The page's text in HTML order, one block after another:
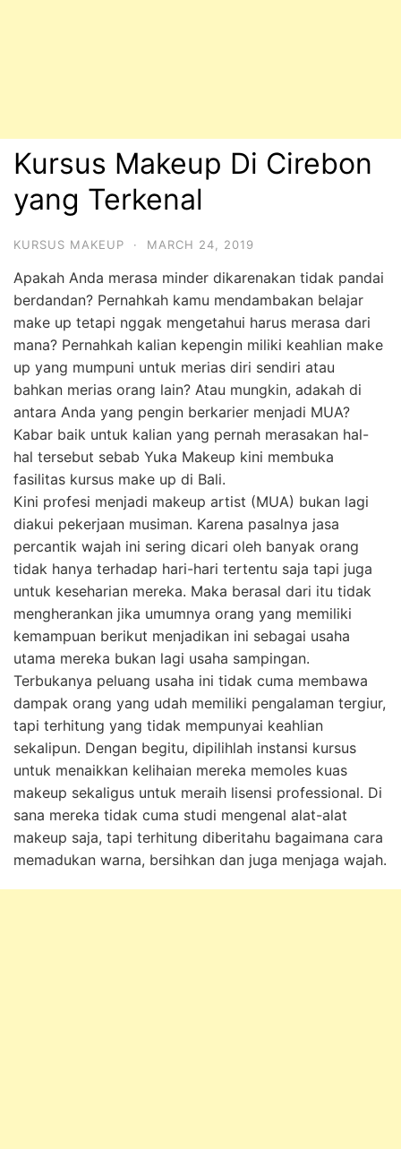
Kursus Makeup Di Cirebon
yang Terkenal
KURSUS MAKEUP · MARCH 24, 2019
Apakah Anda merasa minder dikarenakan tidak pandai
berdandan? Pernahkah kamu mendambakan belajar
make up tetapi nggak mengetahui harus merasa dari
mana? Pernahkah kalian kepengin miliki keahlian make
up yang mumpuni untuk merias diri sendiri atau
bahkan merias orang lain? Atau mungkin, adakah di
antara Anda yang pengin berkarier menjadi MUA?
Kabar baik untuk kalian yang pernah merasakan hal-
hal tersebut sebab Yuka Makeup kini membuka
fasilitas kursus make up di Bali.
Kini profesi menjadi makeup artist (MUA) bukan lagi
diakui pekerjaan musiman. Karena pasalnya jasa
percantik wajah ini sering dicari oleh banyak orang
tidak hanya terhadap hari-hari tertentu saja tapi juga
untuk keseharian mereka. Maka berasal dari itu tidak
mengherankan jika umumnya orang yang memiliki
kemampuan berikut menjadikan ini sebagai usaha
utama mereka bukan lagi usaha sampingan.
Terbukanya peluang usaha ini tidak cuma membawa
dampak orang yang udah memiliki pengalaman tergiur,
tapi terhitung yang tidak mempunyai keahlian
sekalipun. Dengan begitu, dipilihlah instansi kursus
untuk menaikkan kelihaian mereka memoles kuas
makeup sekaligus untuk meraih lisensi professional. Di
sana mereka tidak cuma studi mengenal alat-alat
makeup saja, tapi terhitung diberitahu bagaimana cara
memadukan warna, bersihkan dan juga menjaga wajah.